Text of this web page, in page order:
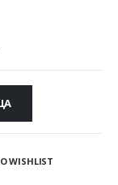
WISHLIST